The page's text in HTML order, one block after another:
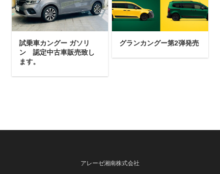
試乗車カングー ガソリ
ン 認定中古車販売致し
ます。
グランカングー第2弾発売
アレーゼ湘南株式会社